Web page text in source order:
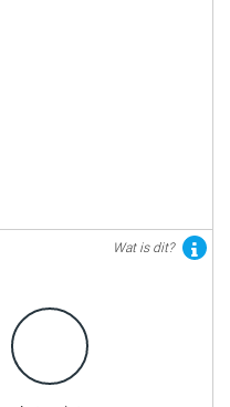
Wat is dit?